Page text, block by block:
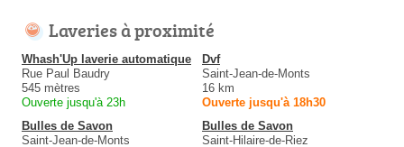
Laveries à proximité
Whash'Up laverie automatique
Rue Paul Baudry
545 mètres
Ouverte jusqu'à 23h
Dvf
Saint-Jean-de-Monts
16 km
Ouverte jusqu'à 18h30
Bulles de Savon
Saint-Jean-de-Monts
Bulles de Savon
Saint-Hilaire-de-Riez